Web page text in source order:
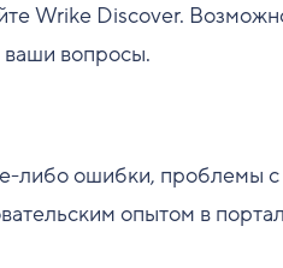
Wrike Discover.
ваши вопросы.
либо ошибки, проблемы с
опытом в